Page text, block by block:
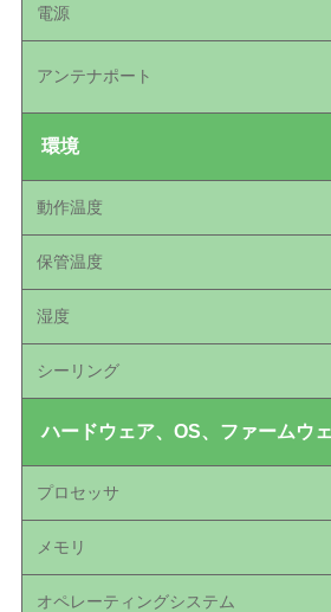
電源
アンテナポート
環境
動作温度
保管温度
湿度
シーリング
ハードウェア、OS、ファームウ
プロセッサ
メモリ
オペレーティングシステム